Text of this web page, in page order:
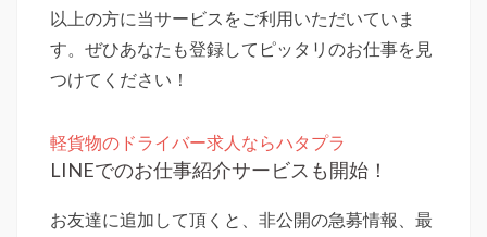
以上の方に当サービスをご利用いただいていま
す。ぜひあなたも登録してピッタリのお仕事を見
つけてください！
軽貨物のドライバー求人ならハタプラ
LINEでのお仕事紹介サービスも開始！
お友達に追加して頂くと、非公開の急募情報、最